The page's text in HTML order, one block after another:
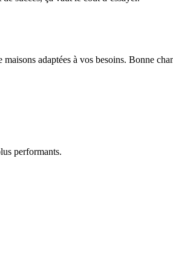
adaptées à vos besoins. Bonne
performants.